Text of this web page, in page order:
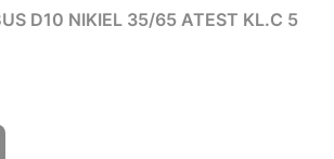
D10 NIKIEL 35/65 ATEST KL.C 5